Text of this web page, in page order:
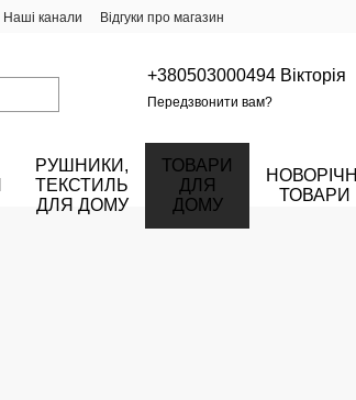
Наші канали Відгуки про магазин
+380503000494 Вікторія
Передзвонити вам?
РУШНИКИ,
ТЕКСТИЛЬ
ДЛЯ ДОМУ
ТОВАРИ
ДЛЯ
ДОМУ
НОВОРІЧНІ
ТОВАРИ